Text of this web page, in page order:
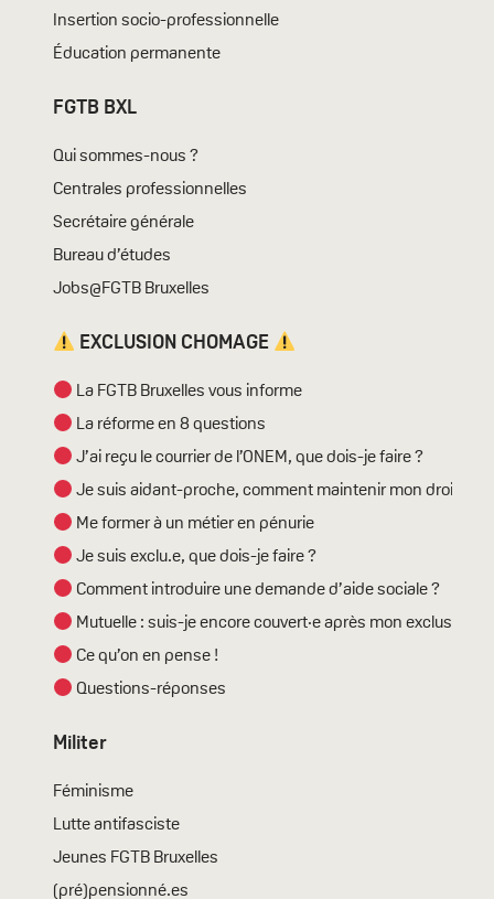
Insertion socio-professionnelle
Éducation permanente
FGTB BXL
Qui sommes-nous ?
Centrales professionnelles
Secrétaire générale
Bureau d’études
Jobs@FGTB Bruxelles
EXCLUSION CHOMAGE
La FGTB Bruxelles vous informe
La réforme en 8 questions
J’ai reçu le courrier de l’ONEM, que dois-je faire ?
Je suis aidant-proche, comment maintenir mon droit ?
Me former à un métier en pénurie
Je suis exclu.e, que dois-je faire ?
Comment introduire une demande d’aide sociale ?
Mutuelle : suis-je encore couvert·e après mon exclusion ?
Ce qu’on en pense !
Questions-réponses
Militer
Féminisme
Lutte antifasciste
Jeunes FGTB Bruxelles
(pré)pensionné.es